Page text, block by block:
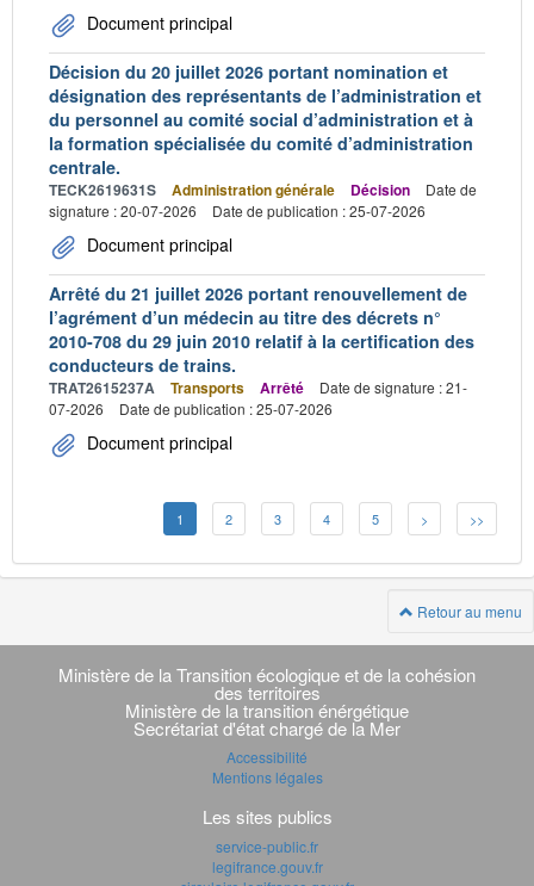
Document principal
Décision du 20 juillet 2026 portant nomination et
désignation des représentants de l’administration et
du personnel au comité social d’administration et à
la formation spécialisée du comité d’administration
centrale.
TECK2619631S Administration générale Décision
Date de
signature : 20-07-2026
Date de publication : 25-07-2026
Document principal
Arrêté du 21 juillet 2026 portant renouvellement de
l’agrément d’un médecin au titre des décrets n°
2010-708 du 29 juin 2010 relatif à la certification des
conducteurs de trains.
TRAT2615237A Transports Arrêté
Date de signature : 21-
07-2026
Date de publication : 25-07-2026
Document principal
1 2 3 4 5 > >>
Retour au menu
Navigation
transverse
Ministère de la Transition écologique et de la cohésion
des territoires
Ministère de la transition énérgétique
Secrétariat d'état chargé de la Mer
Accessibilité
Mentions légales
Les sites publics
service-public.fr
legifrance.gouv.fr